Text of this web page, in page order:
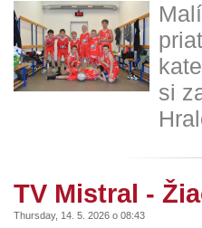
si
TV Mistral -
Thursday, 14. 5. 2026 o 08:43